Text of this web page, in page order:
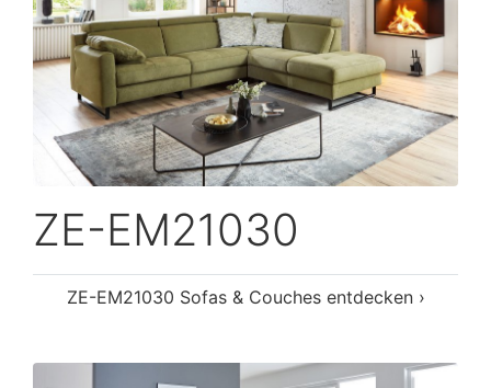
ZE-EM21030
ZE-EM21030 Sofas & Couches entdecken ›